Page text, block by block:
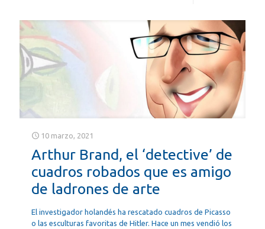
10 marzo, 2021
Arthur Brand, el ‘detective’ de
cuadros robados que es amigo
de ladrones de arte
El investigador holandés ha rescatado cuadros de Picasso
o las esculturas favoritas de Hitler. Hace un mes vendió los